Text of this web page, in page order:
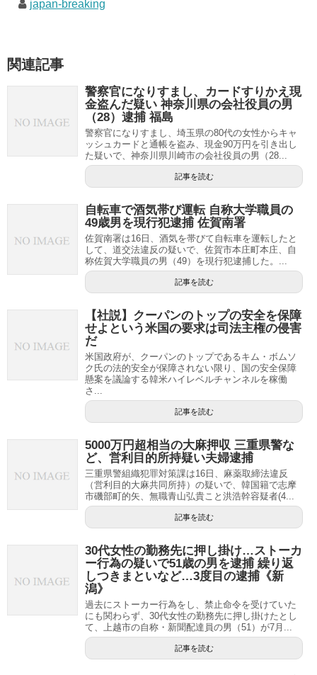
japan-breaking
関連記事
警察官になりすまし、カードすりかえ現
金盗んだ疑い 神奈川県の会社役員の男
（28）逮捕 福島
警察官になりすまし、埼玉県の80代の女性からキャ
ッシュカードと通帳を盗み、現金90万円を引き出し
た疑いで、神奈川県川崎市の会社役員の男（28...
記事を読む
自転車で酒気帯び運転 自称大学職員の
49歳男を現行犯逮捕 佐賀南署
佐賀南署は16日、酒気を帯びて自転車を運転したと
して、道交法違反の疑いで、佐賀市本庄町本庄、自
称佐賀大学職員の男（49）を現行犯逮捕した。...
記事を読む
【社説】クーパンのトップの安全を保障
せよという米国の要求は司法主権の侵害
だ
米国政府が、クーパンのトップであるキム・ボムソ
ク氏の法的安全が保障されない限り、国の安全保障
懸案を議論する韓米ハイレベルチャンネルを稼働
さ...
記事を読む
5000万円超相当の大麻押収 三重県警な
ど、営利目的所持疑い夫婦逮捕
三重県警組織犯罪対策課は16日、麻薬取締法違反
（営利目的大麻共同所持）の疑いで、韓国籍で志摩
市磯部町的矢、無職青山弘貴こと洪浩幹容疑者(4...
記事を読む
30代女性の勤務先に押し掛け…ストーカ
ー行為の疑いで51歳の男を逮捕 繰り返
しつきまといなど…3度目の逮捕《新
潟》
過去にストーカー行為をし、禁止命令を受けていた
にも関わらず、30代女性の勤務先に押し掛けたとし
て、上越市の自称・新聞配達員の男（51）が7月...
記事を読む